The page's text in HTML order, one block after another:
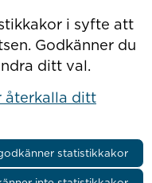
i syfte att
Godkänner du
ditt val.
återkalla ditt
statistikkakor